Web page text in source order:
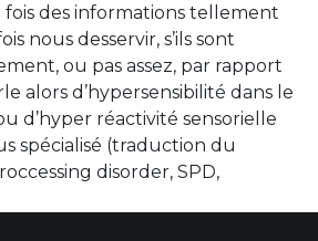
des informations tellement
nous desservir, s’ils sont
ou pas assez, par rapport
alors d’hypersensibilité dans le
d’hyper réactivité sensorielle
spécialisé (traduction du
disorder, SPD,